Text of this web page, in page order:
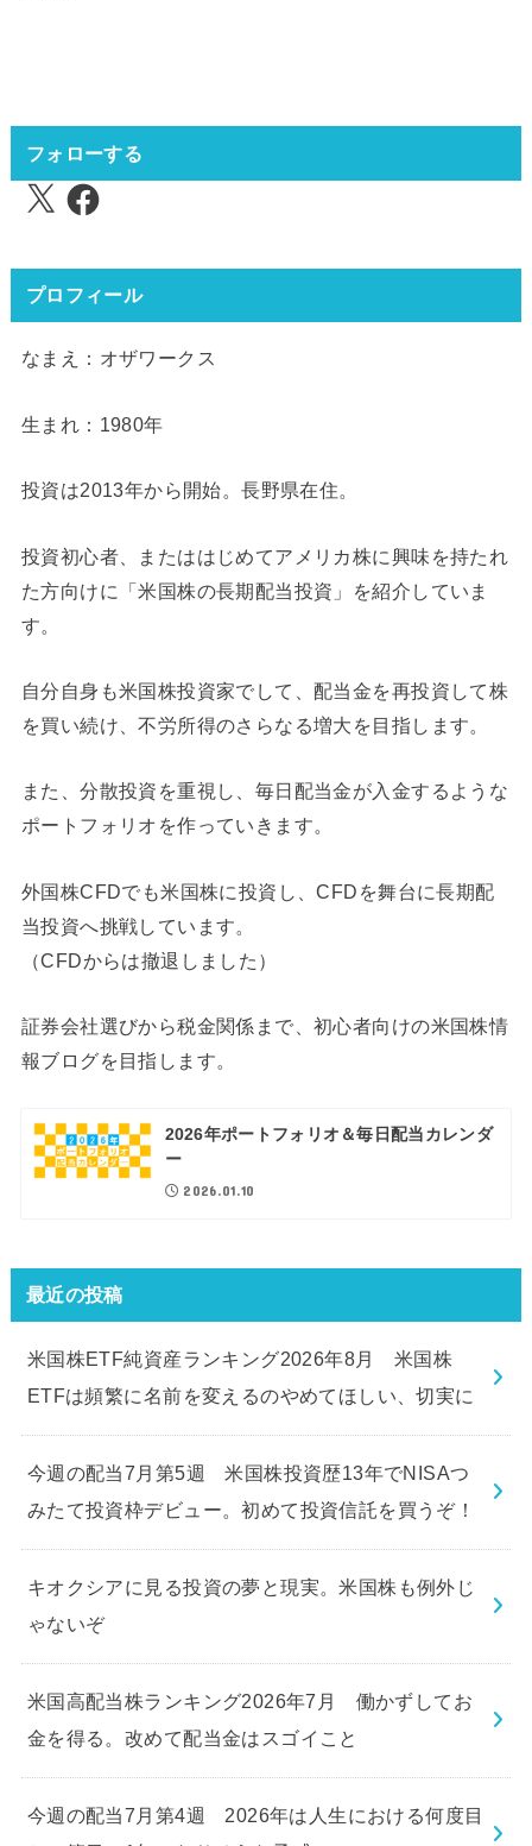
フォローする
X Facebook
プロフィール
なまえ：オザワークス
生まれ：1980年
投資は2013年から開始。長野県在住。
投資初心者、またははじめてアメリカ株に興味を持たれ
た方向けに「米国株の長期配当投資」を紹介していま
す。
自分自身も米国株投資家でして、配当金を再投資して株
を買い続け、不労所得のさらなる増大を目指します。
また、分散投資を重視し、毎日配当金が入金するような
ポートフォリオを作っていきます。
外国株CFDでも米国株に投資し、CFDを舞台に長期配
当投資へ挑戦しています。
（CFDからは撤退しました）
証券会社選びから税金関係まで、初心者向けの米国株情
報ブログを目指します。
2026年ポートフォリオ＆毎日配当カレンダ
ー
2026.01.10
最近の投稿
米国株ETF純資産ランキング2026年8月 米国株
ETFは頻繁に名前を変えるのやめてほしい、切実に
今週の配当7月第5週 米国株投資歴13年でNISAつ
みたて投資枠デビュー。初めて投資信託を買うぞ！
キオクシアに見る投資の夢と現実。米国株も例外じ
ゃないぞ
米国高配当株ランキング2026年7月 働かずしてお
金を得る。改めて配当金はスゴイこと
今週の配当7月第4週 2026年は人生における何度目